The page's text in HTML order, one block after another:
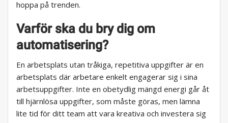
hoppa på trenden.
Varför ska du bry dig om
automatisering?
En arbetsplats utan tråkiga, repetitiva uppgifter är en
arbetsplats där arbetare enkelt engagerar sig i sina
arbetsuppgifter. Inte en obetydlig mängd energi går åt
till hjärnlösa uppgifter, som måste göras, men lämna
lite tid för ditt team att vara kreativa och investera sig